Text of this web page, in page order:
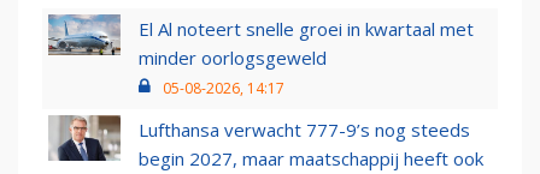
El Al noteert snelle groei in kwartaal met
minder oorlogsgeweld
05-08-2026, 14:17
Lufthansa verwacht 777-9’s nog steeds
begin 2027, maar maatschappij heeft ook